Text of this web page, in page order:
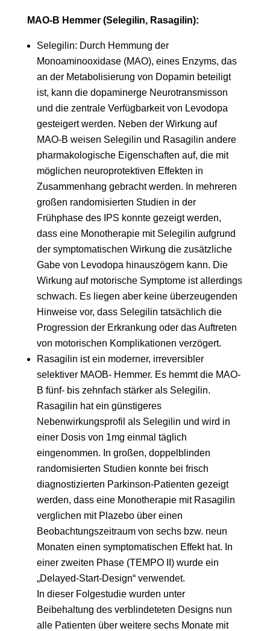
MAO-B Hemmer (Selegilin, Rasagilin):
Selegilin: Durch Hemmung der
Monoaminooxidase (MAO), eines Enzyms, das
an der Metabolisierung von Dopamin beteiligt
ist, kann die dopaminerge Neurotransmisson
und die zentrale Verfügbarkeit von Levodopa
gesteigert werden. Neben der Wirkung auf
MAO-B weisen Selegilin und Rasagilin andere
pharmakologische Eigenschaften auf, die mit
möglichen neuroprotektiven Effekten in
Zusammenhang gebracht werden. In mehreren
großen randomisierten Studien in der
Frühphase des IPS konnte gezeigt werden,
dass eine Monotherapie mit Selegilin aufgrund
der symptomatischen Wirkung die zusätzliche
Gabe von Levodopa hinauszögern kann. Die
Wirkung auf motorische Symptome ist allerdings
schwach. Es liegen aber keine überzeugenden
Hinweise vor, dass Selegilin tatsächlich die
Progression der Erkrankung oder das Auftreten
von motorischen Komplikationen verzögert.
Rasagilin ist ein moderner, irreversibler
selektiver MAOB- Hemmer. Es hemmt die MAO-
B fünf- bis zehnfach stärker als Selegilin.
Rasagilin hat ein günstigeres
Nebenwirkungsprofil als Selegilin und wird in
einer Dosis von 1mg einmal täglich
eingenommen. In großen, doppelblinden
randomisierten Studien konnte bei frisch
diagnostizierten Parkinson-Patienten gezeigt
werden, dass eine Monotherapie mit Rasagilin
verglichen mit Plazebo über einen
Beobachtungszeitraum von sechs bzw. neun
Monaten einen symptomatischen Effekt hat. In
einer zweiten Phase (TEMPO II) wurde ein
„Delayed-Start-Design“ verwendet.
In dieser Folgestudie wurden unter
Beibehaltung des verblindeteten Designs nun
alle Patienten über weitere sechs Monate mit